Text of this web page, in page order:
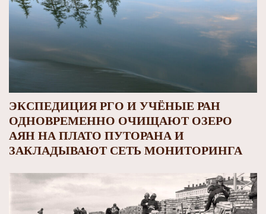
ЭКСПЕДИЦИЯ РГО И УЧЁНЫЕ РАН
ОДНОВРЕМЕННО ОЧИЩАЮТ ОЗЕРО
АЯН НА ПЛАТО ПУТОРАНА И
ЗАКЛАДЫВАЮТ СЕТЬ МОНИТОРИНГА